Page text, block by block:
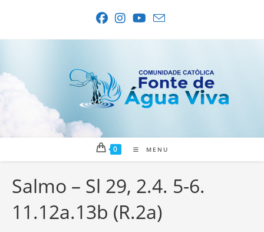
0 MENU
Salmo – Sl 29, 2.4. 5-6.
11.12a.13b (R.2a)